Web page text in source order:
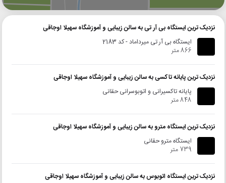
نزدیک ترین ایستگاه بی آر تی به سالن زیبایی و آموزشگاه سهیلا اوجاقی
ایستگاه بی آر تی میرداماد - کد 2183
866 متر
نزدیک ترین پایانه تاکسی به سالن زیبایی و آموزشگاه سهیلا اوجاقی
پایانه تاکسیرانی و اتوبوسرانی حقانی
848 متر
نزدیک ترین ایستگاه مترو به سالن زیبایی و آموزشگاه سهیلا اوجاقی
ایستگاه مترو حقانی
739 متر
نزدیک ترین ایستگاه اتوبوس به سالن زیبایی و آموزشگاه سهیلا اوجاقی